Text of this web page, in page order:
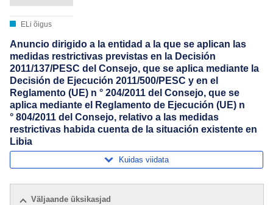
ELi õigus
Anuncio dirigido a la entidad a la que se aplican las
medidas restrictivas previstas en la Decisión
2011/137/PESC del Consejo, que se aplica mediante la
Decisión de Ejecución 2011/500/PESC y en el
Reglamento (UE) n ° 204/2011 del Consejo, que se
aplica mediante el Reglamento de Ejecución (UE) n
° 804/2011 del Consejo, relativo a las medidas
restrictivas habida cuenta de la situación existente en
Libia
Kuidas viidata
Väljaande üksikasjad